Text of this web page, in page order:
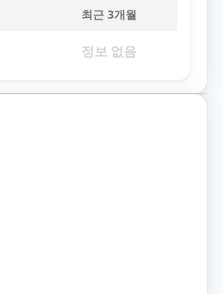
최근 3개월
정보 없음